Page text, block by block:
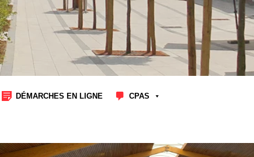
DÉMARCHES EN LIGNE CPAS